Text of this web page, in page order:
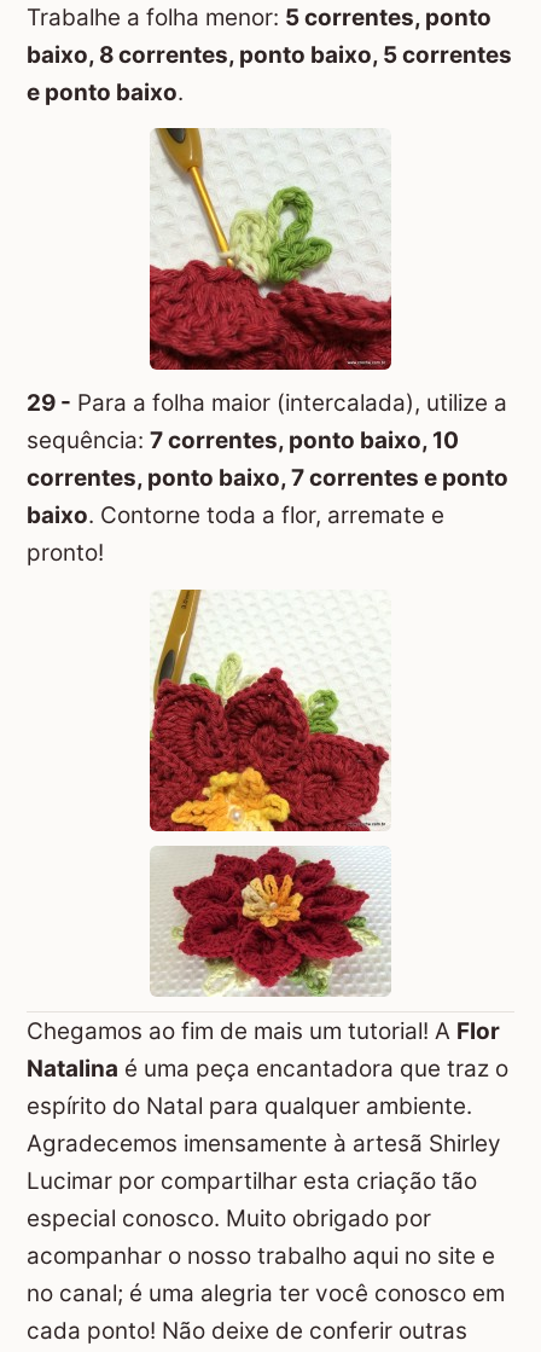
Trabalhe a folha menor: 5 correntes, ponto
baixo, 8 correntes, ponto baixo, 5 correntes
e ponto baixo.
29 - Para a folha maior (intercalada), utilize a
sequência: 7 correntes, ponto baixo, 10
correntes, ponto baixo, 7 correntes e ponto
baixo. Contorne toda a flor, arremate e
pronto!
Chegamos ao fim de mais um tutorial! A Flor
Natalina é uma peça encantadora que traz o
espírito do Natal para qualquer ambiente.
Agradecemos imensamente à artesã Shirley
Lucimar por compartilhar esta criação tão
especial conosco. Muito obrigado por
acompanhar o nosso trabalho aqui no site e
no canal; é uma alegria ter você conosco em
cada ponto! Não deixe de conferir outras